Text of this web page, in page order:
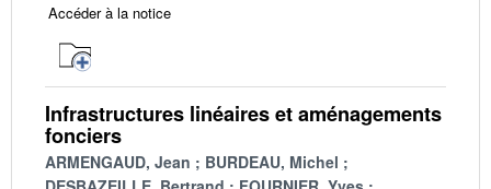
Accéder à la notice
Infrastructures linéaires et aménagements
fonciers
ARMENGAUD, Jean
BURDEAU, Michel